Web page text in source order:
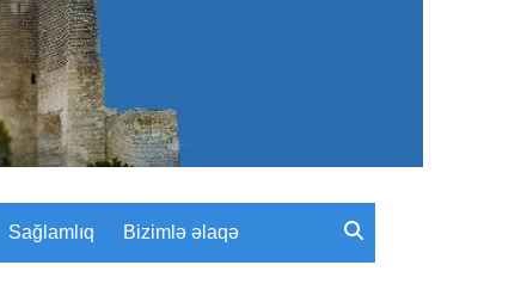
Sağlamlıq Bizimlə əlaqə